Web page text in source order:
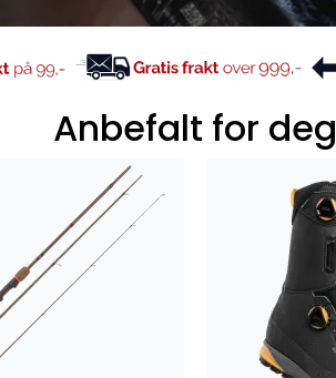
Anbefalt for deg